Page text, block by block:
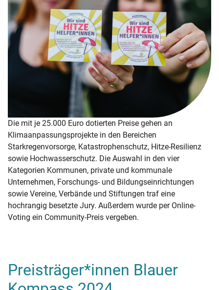
Die mit je 25.000 Euro dotierten Preise gehen an
Klimaanpassungsprojekte in den Bereichen
Starkregenvorsorge, Katastrophenschutz, Hitze-Resilienz
sowie Hochwasserschutz. Die Auswahl in den vier
Kategorien Kommunen, private und kommunale
Unternehmen, Forschungs- und Bildungseinrichtungen
sowie Vereine, Verbände und Stiftungen traf eine
hochrangig besetzte Jury. Außerdem wurde per Online-
Voting ein Community-Preis vergeben.
Preisträger*innen Blauer